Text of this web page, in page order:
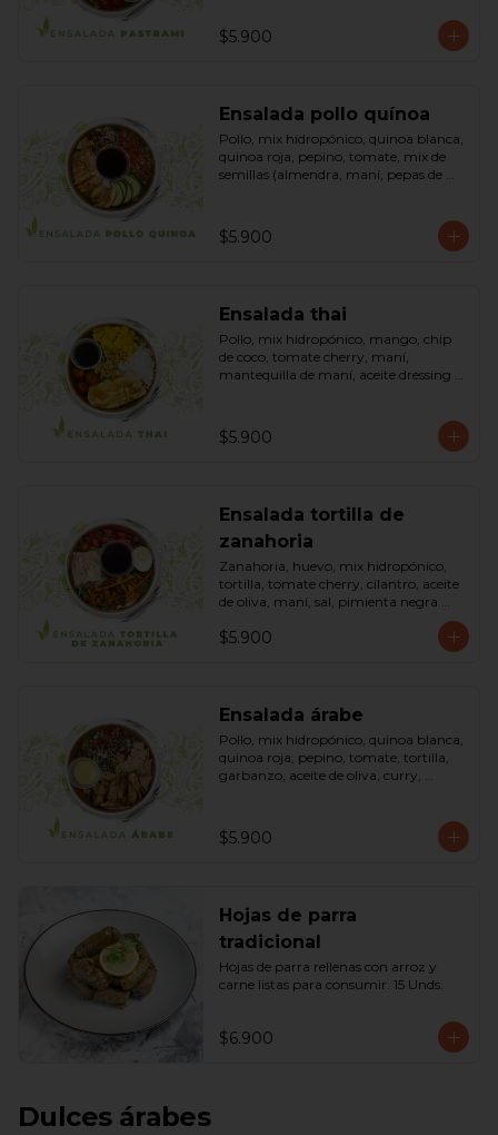
(vinagre de vino blanco, azúcar,
mostaza). Bowl.
$5.900
Ensalada pollo quínoa
Pollo, mix hidropónico, quinoa blanca,
quinoa roja, pepino, tomate, mix de
semillas (almendra, maní, pepas de
mostaza (salsa de soya, azúcar, limón,
aceite de sésamo y mostaza). Bowl.
$5.900
Ensalada thai
Pollo, mix hidropónico, mango, chip
de coco, tomate cherry, maní,
mantequilla de maní, aceite dressing
$5.900
Ensalada tortilla de
zanahoria
Zanahoria, huevo, mix hidropónico,
tortilla, tomate cherry, cilantro, aceite
de oliva, maní, sal, pimienta negra
soya, azúcar, limón, aceite de sésamo
$5.900
Ensalada árabe
Pollo, mix hidropónico, quinoa blanca,
quinoa roja, pepino, tomate, tortilla,
garbanzo, aceite de oliva, curry,
Bowl.
$5.900
Hojas de parra
tradicional
Hojas de parra rellenas con arroz y
carne listas para consumir. 15 Unds.
$6.900
Dulces árabes